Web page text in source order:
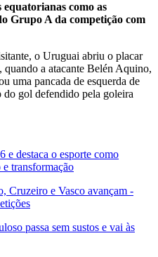
equatorianas como as
Grupo A da competição com
o Uruguai abriu o placar
a atacante Belén Aquino,
uma pancada de esquerda de
do gol defendido pela goleira
destaca o esporte como
transformação
Cruzeiro e Vasco avançam -
passa sem sustos e vai às